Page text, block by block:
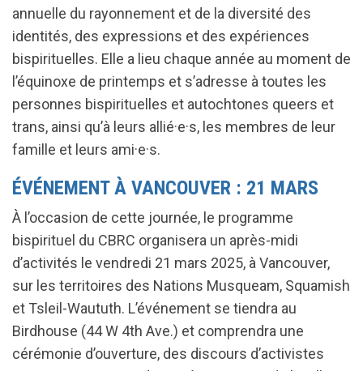
annuelle du rayonnement et de la diversité des
identités, des expressions et des expériences
bispirituelles. Elle a lieu chaque année au moment de
l’équinoxe de printemps et s’adresse à toutes les
personnes bispirituelles et autochtones queers et
trans, ainsi qu’à leurs allié·e·s, les membres de leur
famille et leurs ami·e·s.
ÉVÉNEMENT À VANCOUVER : 21 MARS
À l’occasion de cette journée, le programme
bispirituel du CBRC organisera un après-midi
d’activités le vendredi 21 mars 2025, à Vancouver,
sur les territoires des Nations Musqueam, Squamish
et Tsleil-Waututh. L’événement se tiendra au
Birdhouse (44 W 4th Ave.) et comprendra une
cérémonie d’ouverture, des discours d’activistes